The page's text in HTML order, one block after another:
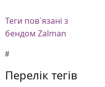
Теги пов`язані з
бендом Zalman
Перелік тегів